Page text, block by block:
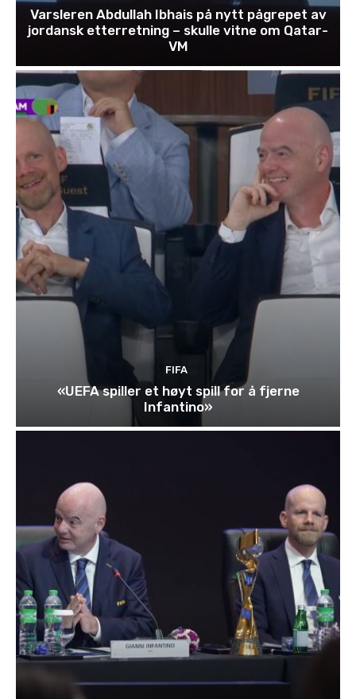
Varsleren Abdullah Ibhais på nytt pågrepet av
jordansk etterretning – skulle vitne om Qatar-
VM
FIFA
«UEFA spiller et høyt spill for å fjerne
Infantino»